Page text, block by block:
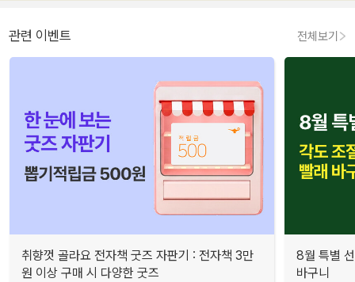
관련 이벤트 전체보기
취향껏 골라요 전자책 굿즈 자판기 : 전자책 3만
원 이상 구매 시 다양한 굿즈
8월 특별
바구니